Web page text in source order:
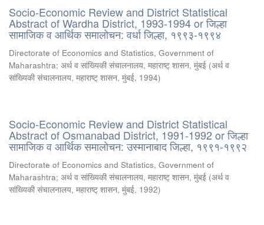
Socio-Economic Review and District Statistical
Abstract of Wardha District, 1993-1994 or जिल्हा
सामाजिक व आर्थिक समालोचन: वर्धा जिल्हा, १९९३-१९९४
Directorate of Economics and Statistics, Government of
Maharashtra; अर्थ व सांख्यिकी संचालनालय, महाराष्ट् शासन, मुंबई (अर्थ व
सांख्यिकी संचालनालय, महाराष्ट् शासन, मुंबई, 1994)
Socio-Economic Review and District Statistical
Abstract of Osmanabad District, 1991-1992 or जिल्हा
सामाजिक व आर्थिक समालोचन: उस्मानाबाद जिल्हा, १९९१-१९९२
Directorate of Economics and Statistics, Government of
Maharashtra; अर्थ व सांख्यिकी संचालनालय, महाराष्ट् शासन, मुंबई (अर्थ व
सांख्यिकी संचालनालय, महाराष्ट् शासन, मुंबई, 1992)